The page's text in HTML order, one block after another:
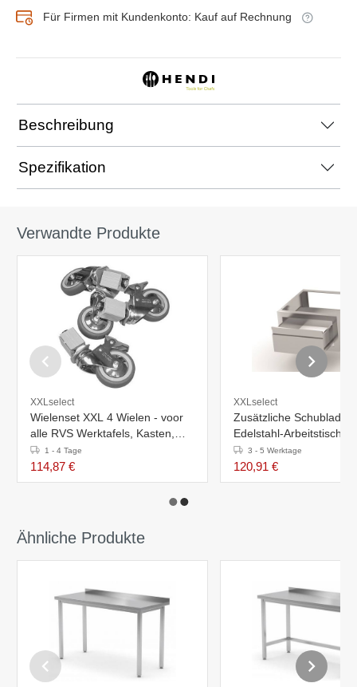
Für Firmen mit Kundenkonto: Kauf auf Rechnung
Beschreibung
Spezifikation
Verwandte Produkte
XXLselect
Wielenset XXL 4 Wielen - voor
alle RVS Werktafels, Kasten,
Spoeltafels - INCLUSIEF
MONTAGE - ø125mm
1 - 4 Tage
114,87 €
XXLselect
Zusätzliche Schublade
Edelstahl-Arbeitstisch,
Arbeitsschrank, Spüle –
Größen: 600 x 400 x
mm / 700 x 400 x 260
3 - 5 Werktage
120,91 €
Ähnliche Produkte